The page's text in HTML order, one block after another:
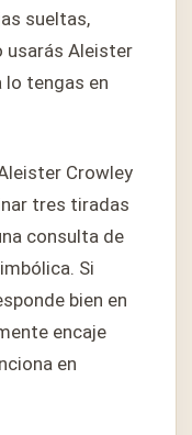
sueltas,
usarás Aleister
lo tengas en
Crowley
tres tiradas
consulta de
Si
bien en
encaje
en